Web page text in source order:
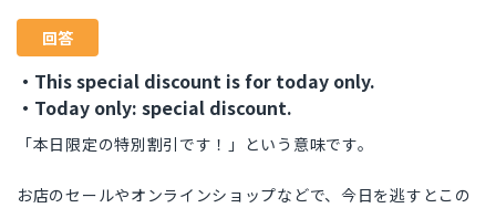
回答
・This special discount is for today only.
・Today only: special discount.
「本日限定の特別割引です！」という意味です。
お店のセールやオンラインショップなどで、今日を逃すとこの